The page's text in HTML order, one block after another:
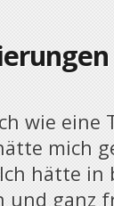
wie eine
mich
hätte
und ganz